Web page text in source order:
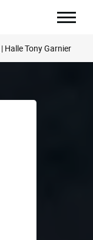
Halle Tony Garnier